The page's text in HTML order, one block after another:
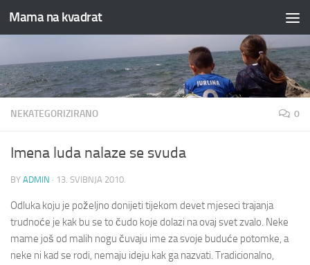
Skip to content
Mama na kvadrat
NEKATEGORIZIRANO 0
Imena luda nalaze se svuda
BY ADMIN · 13. SVIBNJA 2010.
Odluka koju je poželjno donijeti tijekom devet mjeseci trajanja
trudnoće je kak bu se to čudo koje dolazi na ovaj svet zvalo. Neke
mame još od malih nogu čuvaju ime za svoje buduće potomke, a
neke ni kad se rodi, nemaju ideju kak ga nazvati. Tradicionalno,